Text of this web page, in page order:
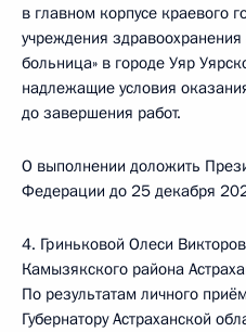
в главном корпусе краевого
учреждения здравоохранения
больница» в городе Уяр
надлежащие условия
до завершения работ.
О выполнении доложить
Федерации до 25 декабря
4. Гриньковой Олеси
Камызякского района
По результатам личного
Губернатору Астраханской